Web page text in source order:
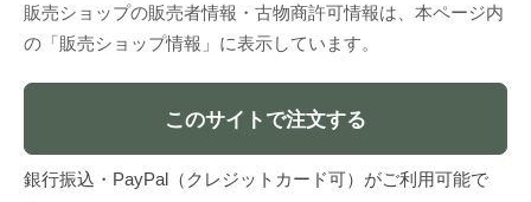
販売ショップの販売者情報・古物商許可情報は、本ページ内
の「販売ショップ情報」に表示しています。
このサイトで注文する
銀行振込・PayPal（クレジットカード可）がご利用可能で